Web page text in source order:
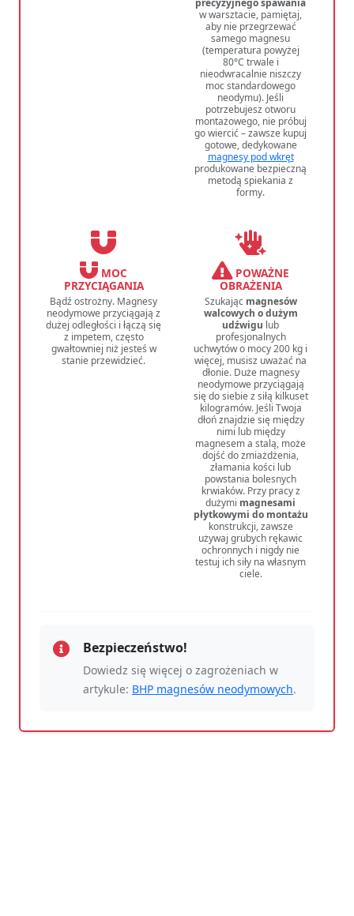
precyzyjnego spawania
w warsztacie, pamiętaj,
aby nie przegrzewać
samego magnesu
(temperatura powyżej
80°C trwale i
nieodwracalnie niszczy
moc standardowego
neodymu). Jeśli
potrzebujesz otworu
montażowego, nie próbuj
go wiercić – zawsze kupuj
gotowe, dedykowane
magnesy pod wkręt
produkowane bezpieczną
metodą spiekania z
formy.
MOC
PRZYCIĄGANIA
Bądź ostrożny. Magnesy
neodymowe przyciągają z
dużej odległości i łączą się
z impetem, często
gwałtowniej niż jesteś w
stanie przewidzieć.
POWAŻNE
OBRAŻENIA
Szukając magnesów
walcowych o dużym
udźwigu lub
profesjonalnych
uchwytów o mocy 200 kg i
więcej, musisz uważać na
dłonie. Duże magnesy
neodymowe przyciągają
się do siebie z siłą kilkuset
kilogramów. Jeśli Twoja
dłoń znajdzie się między
nimi lub między
magnesem a stalą, może
dojść do zmiażdżenia,
złamania kości lub
powstania bolesnych
krwiaków. Przy pracy z
dużymi magnesami
płytkowymi do montażu
konstrukcji, zawsze
używaj grubych rękawic
ochronnych i nigdy nie
testuj ich siły na własnym
ciele.
Bezpieczeństwo!
Dowiedz się więcej o zagrożeniach w
artykule: BHP magnesów neodymowych.